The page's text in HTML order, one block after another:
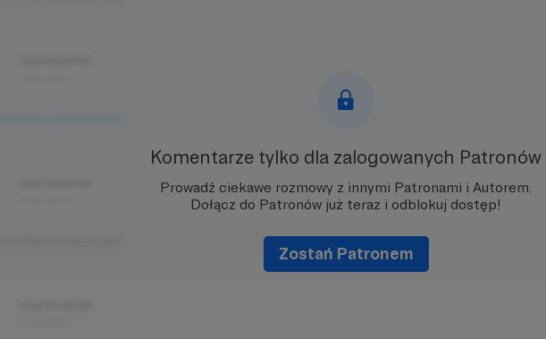
Komentarze tylko dla zalogowanych Patronów
Prowadź ciekawe rozmowy z innymi Patronami i Autorem.
Dołącz do Patronów już teraz i odblokuj dostęp!
Zostań Patronem